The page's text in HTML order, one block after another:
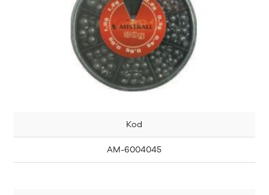
Kod
AM-6004045